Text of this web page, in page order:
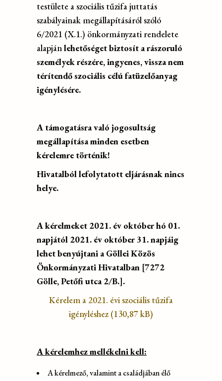
testülete a szociális tűzifa juttatás
szabályainak megállapításáról szóló
6/2021 (X.1.) önkormányzati rendelete
alapjánlehetőséget biztosít a rászoruló
személyek részére, ingyenes, vissza nem
térítendő szociális célú fatüzelőanyag
igénylésére.
A támogatásra való jogosultság
megállapítása minden esetben
kérelemre történik!
Hivatalból lefolytatott eljárásnak nincs
helye.
A kérelmeket 2021. év október hó 01.
napjától 2021. év október 31. napjáig
lehet benyújtani a Göllei Közös
Önkormányzati Hivatalban [7272
Gölle, Petőfi utca 2/B.].
Kérelem a 2021. évi szociális tűzifa
igényléshez
A kérelemhez mellékelni kell:
A kérelmező, valamint a családjában élő